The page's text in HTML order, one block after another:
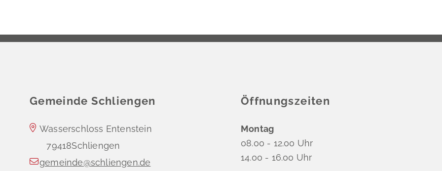
Gemeinde Schliengen
Wasserschloss Entenstein
79418Schliengen
gemeinde@schliengen.de
Öffnungszeiten
Montag
08.00 - 12.00 Uhr
14.00 - 16.00 Uhr